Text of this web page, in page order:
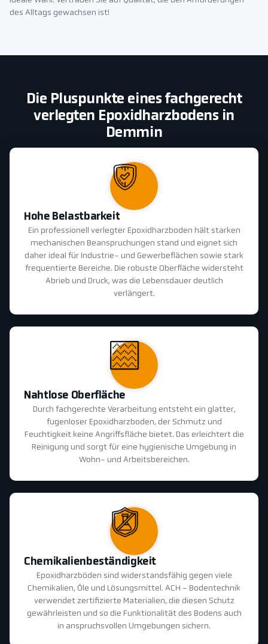
des Alltags gewachsen ist!
Die Pluspunkte eines fachgerecht
verlegten Epoxidharzbodens in
Demmin
Hohe Belastbarkeit
Ein professionell verlegter Epoxidharzboden hält starken
mechanischen Beanspruchungen stand und eignet sich
daher ideal für Industrie- und Gewerbeflächen sowie stark
frequentierte Bereiche. Die robuste Oberfläche widersteht
Abrieb und Druck, was die Lebensdauer deutlich
verlängert.
Nahtlose Oberfläche
Durch fachgerechte Verarbeitung entsteht ein glatter,
fugenloser Epoxidharzboden, der Schmutz und
Feuchtigkeit keine Angriffsfläche bietet. Das erleichtert die
Reinigung und sorgt für eine hygienische Umgebung in
Wohn- und Arbeitsbereichen.
Chemikalienbeständigkeit
Epoxidharzböden sind widerstandsfähig gegen viele
Chemikalien, Öle und Lösungsmittel. ACH - Bodentechnik
verwendet zertifizierte Materialien, die diesen Schutz
gewährleisten und so die Funktionalität des Bodens auch
in anspruchsvollen Umgebungen sichern.